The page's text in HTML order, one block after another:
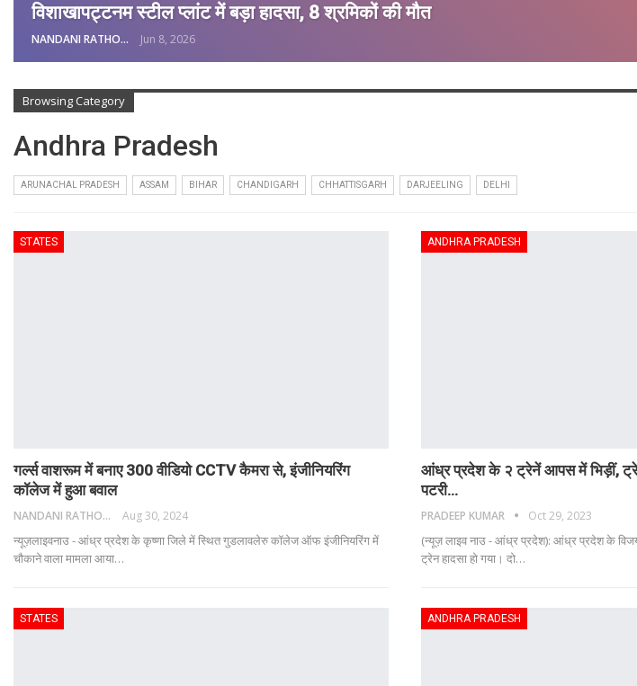
विशाखापट्टनम स्टील प्लांट में बड़ा हादसा, 8 श्रमिकों की मौत
NANDANI RATHORE Jun 8, 2026
Browsing Category
Andhra Pradesh
ARUNACHAL PRADESH ASSAM BIHAR CHANDIGARH CHHATTISGARH DARJEELING DELHI
STATES
गर्ल्स वाशरूम में बनाए 300 वीडियो CCTV कैमरा से, इंजीनियरिंग
कॉलेज में हुआ बवाल
NANDANI RATHORE Aug 30, 2024
न्यूज़लाइवनाउ - आंध्र प्रदेश के कृष्णा जिले में स्थित गुडलावलेरु कॉलेज ऑफ इंजीनियरिंग में
चौकाने वाला मामला आया…
ANDHRA PRADESH
आंध्र प्रदेश के २ ट्रेनें आपस में भिड़ीं,
पटरी…
PRADEEP KUMAR Oct 29, 2023
(न्यूज़ लाइव नाउ - आंध्र प्रदेश): आंध्र प्रदेश के
ट्रेन हादसा हो गया। दो…
STATES ANDHRA PRADESH